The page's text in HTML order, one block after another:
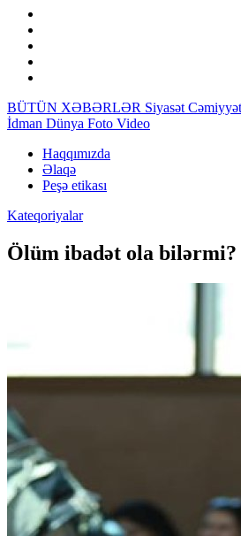
BÜTÜN XƏBƏRLƏR Siyasət Cəmiyyət
İdman Dünya Foto Video
Haqqımızda
Əlaqə
Peşə etikası
Kateqoriyalar
Ölüm ibadət ola bilərmi?